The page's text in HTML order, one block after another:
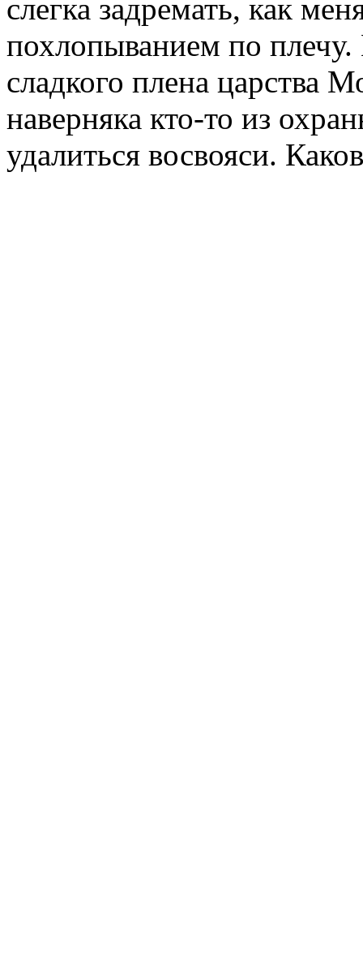
слегка задремать, как
похлопыванием по плечу.
сладкого плена царства
наверняка кто-то из
удалиться восвояси.